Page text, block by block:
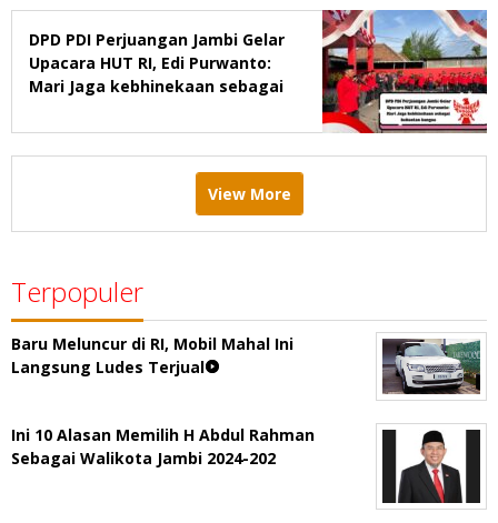
DPD PDI Perjuangan Jambi Gelar
Upacara HUT RI, Edi Purwanto:
Mari Jaga kebhinekaan sebagai
View More
Terpopuler
Baru Meluncur di RI, Mobil Mahal Ini
Langsung Ludes Terjual
Ini 10 Alasan Memilih H Abdul Rahman
Sebagai Walikota Jambi 2024-202